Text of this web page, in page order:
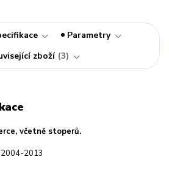
Parametry
zboží 3
včetně stoperů.
2004-2013